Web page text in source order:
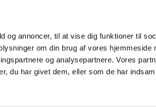
og annoncer, til at vise dig funktioner til
om din brug af vores hjemmeside
og analysepartnere. Vores
du har givet dem, eller som de har
Nyheder Om os Kontakt
Tilskud og
Apoteker og salg af